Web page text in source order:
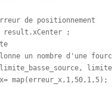
de positionnement
result.xCenter ;
un nombre d'une
map(erreur_x,1,50,1,5);